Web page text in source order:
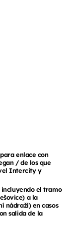
enlace con
/ de los que
Intercity y
incluyendo el tramo
a la
nádraží) en casos
salida de la